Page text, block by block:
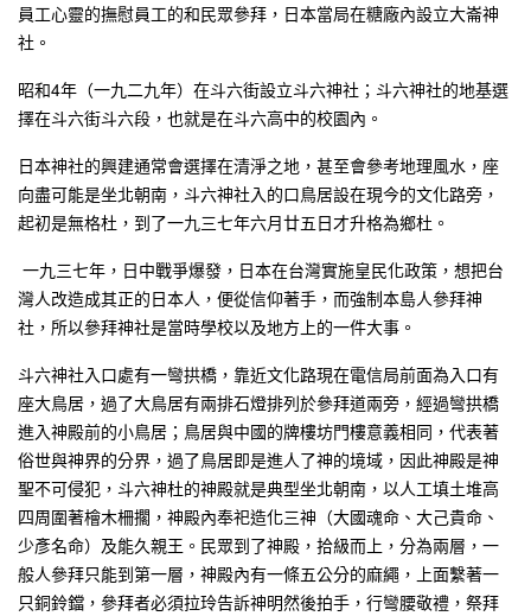
員工心靈的撫慰員工的和民眾參拜，日本當局在糖廠內設立大崙神
社。
昭和4年（一九二九年）在斗六街設立斗六神社；斗六神社的地基選
擇在斗六街斗六段，也就是在斗六高中的校園內。
日本神社的興建通常會選擇在清淨之地，甚至會參考地理風水，座
向盡可能是坐北朝南，斗六神社入的口鳥居設在現今的文化路旁，
起初是無格杜，到了一九三七年六月廿五日才升格為鄉杜。
一九三七年，日中戰爭爆發，日本在台灣實施皇民化政策，想把台
灣人改造成其正的日本人，便從信仰著手，而強制本島人參拜神
社，所以參拜神社是當時學校以及地方上的一件大事。
斗六神社入口處有一彎拱橋，靠近文化路現在電信局前面為入口有
座大鳥居，過了大鳥居有兩排石燈排列於參拜道兩旁，經過彎拱橋
進入神殿前的小鳥居；鳥居與中國的牌樓坊門樓意義相同，代表著
俗世與神界的分界，過了鳥居即是進人了神的境域，因此神殿是神
聖不可侵犯，斗六神杜的神殿就是典型坐北朝南，以人工填土堆高
四周圍著檜木柵擱，神殿內奉祀造化三神（大國魂命、大己貴命、
少彥名命）及能久親王。民眾到了神殿，拾級而上，分為兩層，一
般人參拜只能到第一層，神殿內有一條五公分的麻繩，上面繫著一
只銅鈴鐺，參拜者必須拉玲告訴神明然後拍手，行彎腰敬禮，祭拜